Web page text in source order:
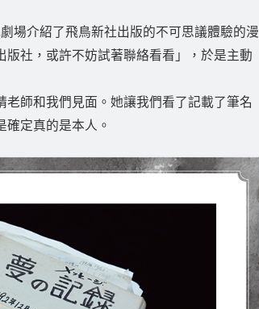
場介紹了飛鳥新社出版的不可思議體驗的漫
社，或許不妨試著聯絡看看」，於是主動
師和我們見面。她讓我們看了記載了筆名
定真的是本人。